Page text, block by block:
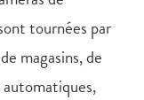
tournées par
magasins, de